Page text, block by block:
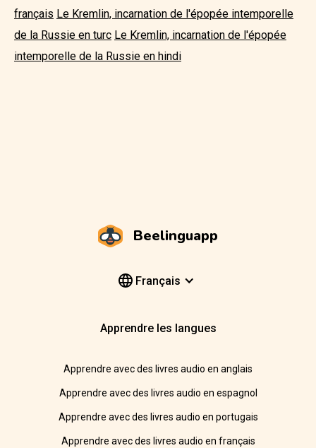
français Le Kremlin, incarnation de l'épopée intemporelle
de la Russie en turc Le Kremlin, incarnation de l'épopée
intemporelle de la Russie en hindi
Beelinguapp
Français
Apprendre les langues
Apprendre avec des livres audio en anglais
Apprendre avec des livres audio en espagnol
Apprendre avec des livres audio en portugais
Apprendre avec des livres audio en français